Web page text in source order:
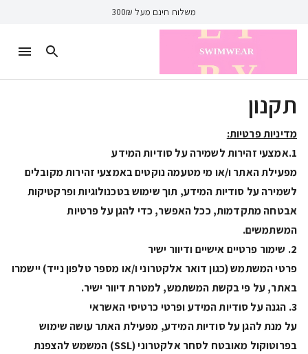
משלוח חינם מעל 300₪
תקנון
מדיניות פרטיות:
1.אמצעי זהירות לשמירה על סודיות המידע
מפעילת האתר ו/או מי מטעמה נוקטים באמצעי זהירות מקובלים
לשמירה על סודיות המידע, תוך שימוש בטכנולוגיות ופרקטיקות
אבטחה מתקדמות, ככל האפשר, כדי להגן על פרטיות
המשתמשים.
2. שימור פרטיים אישיים ודיוור ישיר
פרטי המשתמש (כגון דואר אלקטרוני ו/או מספר טלפון נייד) יישמרו
באתר, על פי בקשת המשתמש, למטרת דיוור ישיר.
3. הגנה על סודיות המידע ופרטי כרטיסי האשראי
על מנת להגן על סודיות המידע, מפעילת האתר עושה שימוש
בפרוטוקול מאובטח לסחר אלקטרוני (SSL) המשמש להצפנת